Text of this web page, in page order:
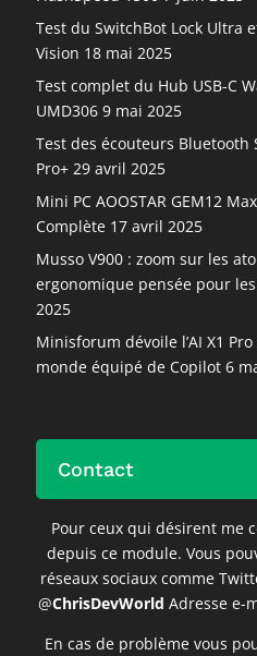
Test du SwitchBot Lock Ultra
Vision 18 mai 2025
Test complet du Hub USB-C
UMD306 9 mai 2025
Test des écouteurs Bluetooth
Pro+ 29 avril 2025
Mini PC AOOSTAR GEM12
Complète 17 avril 2025
Musso V900 : zoom sur les
ergonomique pensée pour
2025
Minisforum dévoile l’AI X1
monde équipé de Copilot 6
Contact
Pour ceux qui désirent me
depuis ce module. Vous
réseaux sociaux comme
@ChrisDevWorld Adresse e-
En cas de problème vous